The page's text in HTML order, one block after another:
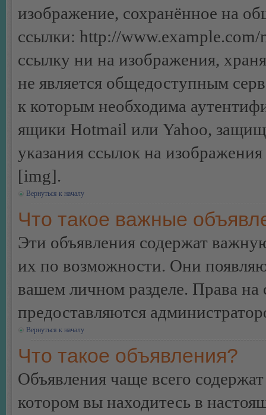
изображение, сохранённое на
ссылки: http://
ссылку ни на изображения,
не является общедоступным
к которым необходима
ящики Hotmail или Yahoo,
указания ссылок на
[img].
Вернуться к началу
Что такое важные
Эти объявления содержат
их по возможности. Они
вашем личном разделе. Права
предоставляются
Вернуться к началу
Что такое объявления?
Объявления чаще всего
котором вы находитесь в